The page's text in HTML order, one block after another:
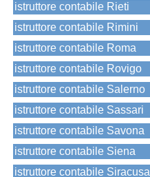
istruttore contabile Rieti
istruttore contabile Rimini
istruttore contabile Roma
istruttore contabile Rovigo
istruttore contabile Salerno
istruttore contabile Sassari
istruttore contabile Savona
istruttore contabile Siena
istruttore contabile Siracusa